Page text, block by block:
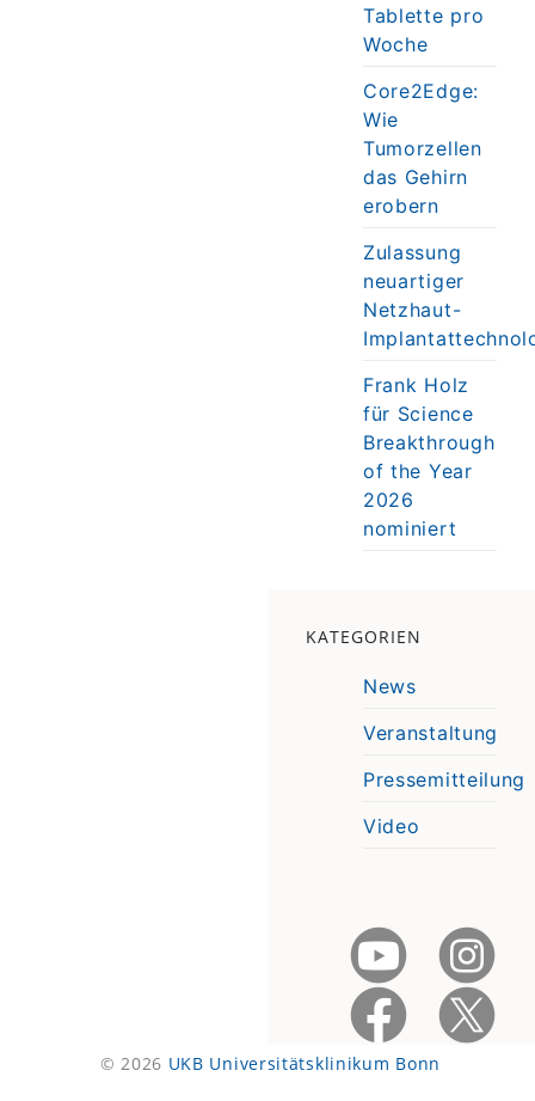
Tablette pro
Woche
Core2Edge:
Wie
Tumorzellen
das Gehirn
erobern
Zulassung
neuartiger
Netzhaut-
Frank Holz
für Science
Breakthrough
of the Year
2026
nominiert
KATEGORIEN
News
Veranstaltung
Pressemitteilung
Video
© 2026 UKB Universitätsklinikum Bonn